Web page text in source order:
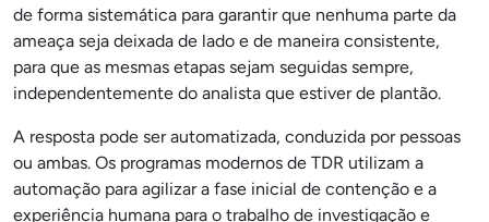
de forma sistemática para garantir que nenhuma parte da
ameaça seja deixada de lado e de maneira consistente,
para que as mesmas etapas sejam seguidas sempre,
independentemente do analista que estiver de plantão.
A resposta pode ser automatizada, conduzida por pessoas
ou ambas. Os programas modernos de TDR utilizam a
automação para agilizar a fase inicial de contenção e a
experiência humana para o trabalho de investigação e